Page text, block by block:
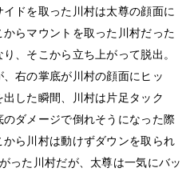
ドを取った川村は太尊の顔面に
らマウントを取った川村だった
、そこから立ち上がって脱出。
右の掌底が川村の顔面にヒッ
した瞬間、川村は片足タック
ダメージで倒れそうになった際
ら川村は動けずダウンを取られ
った川村だが、太尊は一気にバッ